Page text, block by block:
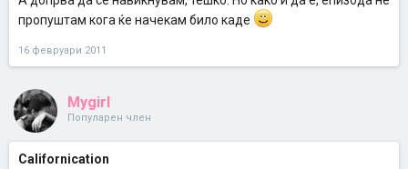
пропуштам кога ќе начекам било каде
16 февруари 2011
Mygirl
Популарен член
Californication